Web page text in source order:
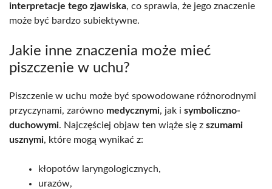
interpretacje tego zjawiska, co sprawia, że jego znaczenie
może być bardzo subiektywne.
Jakie inne znaczenia może mieć
piszczenie w uchu?
Piszczenie w uchu może być spowodowane różnorodnymi
przyczynami, zarówno medycznymi, jak i symboliczno-
duchowymi. Najczęściej objaw ten wiąże się z szumami
usznymi, które mogą wynikać z:
kłopotów laryngologicznych,
urazów,